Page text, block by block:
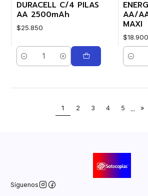
DURACELL C/4 PILAS
AA 2500mAh
$25.850
Cantidad
AA/
MAXI
$18.900
Cantidad
1 2 3 4 5 ... »
Síguenos